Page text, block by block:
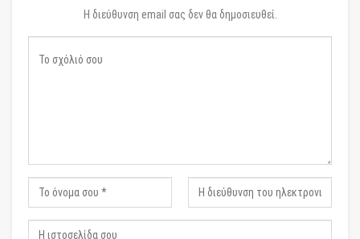
Η διεύθυνση email σας δεν θα δημοσιευθεί.